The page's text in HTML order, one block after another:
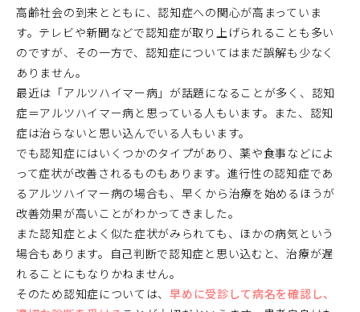
高齢社会の到来とともに、認知症への関心が高まっていま
す。テレビや新聞などで認知症が取り上げられることも多い
のですが、その一方で、認知症についてはまだ誤解も少なく
ありません。
最近は「アルツハイマー病」が話題になることが多く、認知
症＝アルツハイマー病と思っている人もいます。また、認知
症は治らないと思い込んでいる人もいます。
でも認知症にはいくつかのタイプがあり、薬や食事などによ
って症状が改善されるものもあります。進行性の認知症であ
るアルツハイマー病の場合も、早くから治療を始めるほうが
改善効果が高いことがわかってきました。
また認知症とよく似た症状がみられても、ほかの病気という
場合もあります。自己判断で認知症と思い込むと、治療が遅
れることにもなりかねません。
そのため認知症については、早めに受診して病名を確認し、